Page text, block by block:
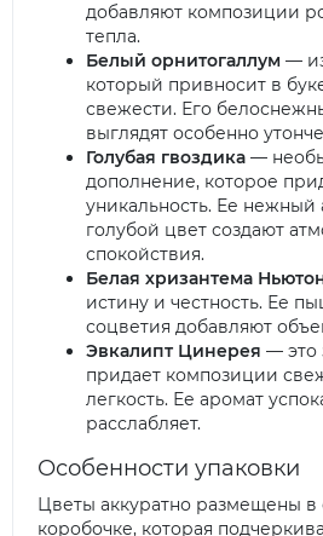
добавляют композиции
тепла.
Белый орнитогаллум —
который привносит в
свежести. Его
выглядят особенно
Голубая гвоздика —
дополнение, которое
уникальность. Ее нежный
голубой цвет создают
спокойствия.
Белая хризантема
истину и честность. Ее
соцветия добавляют
Эвкалипт Цинерея — это
придает композиции
легкость. Ее аромат
расслабляет.
Особенности упаковки
Цветы аккуратно размещены в
коробочке, которая